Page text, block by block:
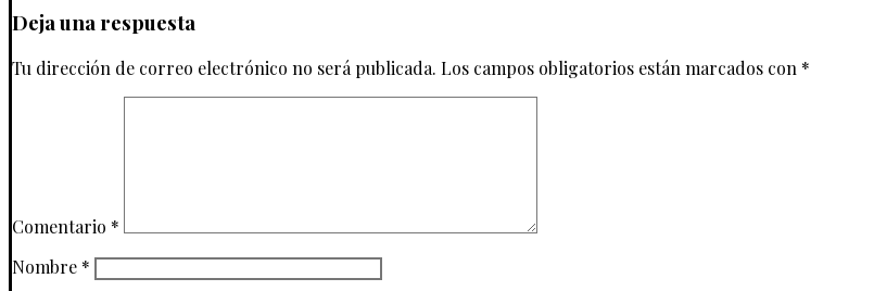
Deja una respuesta
Tu dirección de correo electrónico no será publicada. Los campos obligatorios están marcados con *
Comentario *
Nombre *